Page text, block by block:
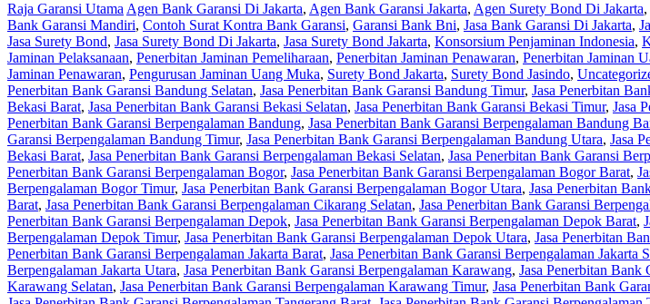
Raja Garansi UtamaAgen Bank Garansi Di Jakarta, Agen Bank Garansi Jakarta, Agen Surety Bond Di Jakarta,
Bank Garansi Mandiri, Contoh Surat Kontra Bank Garansi, Garansi Bank Bni, Jasa Bank Garansi Di Jakarta,
Jasa Surety Bond, Jasa Surety Bond Di Jakarta, Jasa Surety Bond Jakarta, Konsorsium Penjaminan Indonesia,
Jaminan Pelaksanaan, Penerbitan Jaminan Pemeliharaan, Penerbitan Jaminan Penawaran, Penerbitan Jaminan
Jaminan Penawaran, Pengurusan Jaminan Uang Muka, Surety Bond Jakarta, Surety Bond Jasindo,
Penerbitan Bank Garansi Bandung Selatan, Jasa Penerbitan Bank Garansi Bandung Timur, Jasa Penerbitan
Bekasi Barat, Jasa Penerbitan Bank Garansi Bekasi Selatan, Jasa Penerbitan Bank Garansi Bekasi Timur, Jasa
Penerbitan Bank Garansi Berpengalaman Bandung, Jasa Penerbitan Bank Garansi Berpengalaman Bandung
Garansi Berpengalaman Bandung Timur, Jasa Penerbitan Bank Garansi Berpengalaman Bandung Utara, Jasa
Bekasi Barat, Jasa Penerbitan Bank Garansi Berpengalaman Bekasi Selatan, Jasa Penerbitan Bank Garansi
Penerbitan Bank Garansi Berpengalaman Bogor, Jasa Penerbitan Bank Garansi Berpengalaman Bogor Barat,
Berpengalaman Bogor Timur, Jasa Penerbitan Bank Garansi Berpengalaman Bogor Utara, Jasa Penerbitan
Barat, Jasa Penerbitan Bank Garansi Berpengalaman Cikarang Selatan, Jasa Penerbitan Bank Garansi
Penerbitan Bank Garansi Berpengalaman Depok, Jasa Penerbitan Bank Garansi Berpengalaman Depok Barat,
Berpengalaman Depok Timur, Jasa Penerbitan Bank Garansi Berpengalaman Depok Utara, Jasa Penerbitan
Penerbitan Bank Garansi Berpengalaman Jakarta Barat, Jasa Penerbitan Bank Garansi Berpengalaman Jakarta
Berpengalaman Jakarta Utara, Jasa Penerbitan Bank Garansi Berpengalaman Karawang, Jasa Penerbitan Bank
Karawang Selatan, Jasa Penerbitan Bank Garansi Berpengalaman Karawang Timur, Jasa Penerbitan Bank